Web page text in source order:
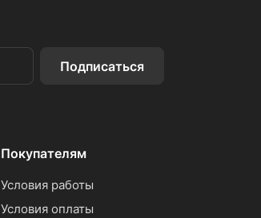
Подписаться
Покупателям
Условия работы
Условия оплаты